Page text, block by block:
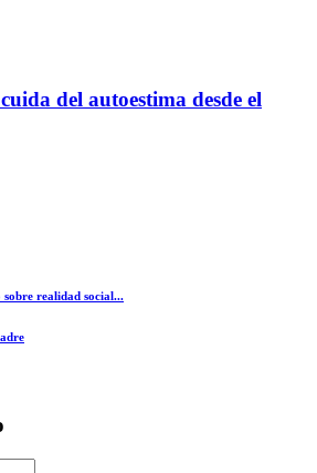
del autoestima desde el
realidad social...